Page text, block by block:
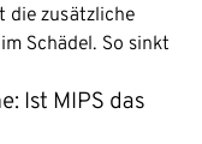
die zusätzliche
Schädel. So sinkt
Ist MIPS das